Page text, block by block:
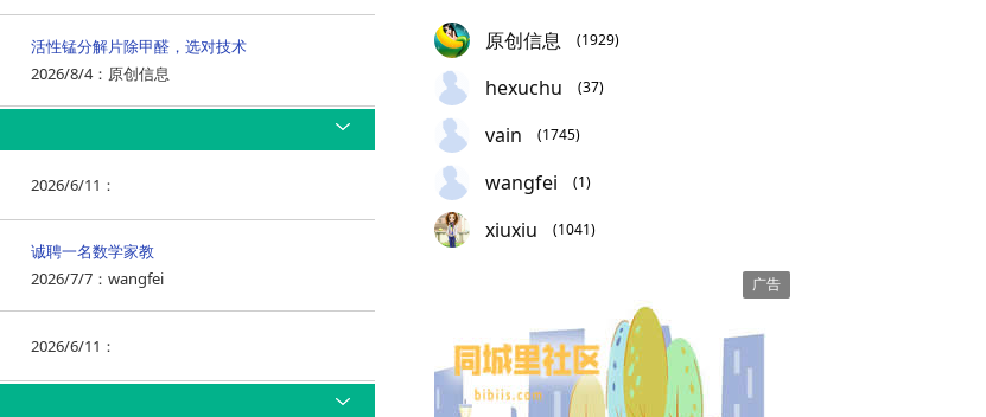
活性锰分解片除甲醛，选对技术
2026/8/4： 原创信息
2026/6/11 ：
诚聘一名数学家教
2026/7/7 ：wangfei
2026/6/11 ：
原创信息 (1929)
hexuchu (37)
vain (1745)
wangfei (1)
xiuxiu (1041)